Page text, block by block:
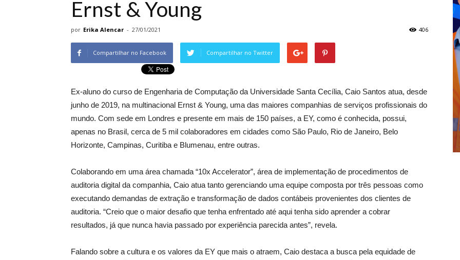
Ernst & Young
por Erika Alencar - 27/01/2021 406
Compartilhar no Facebook Compartilhar no Twitter
Ex-aluno do curso de Engenharia de Computação da Universidade Santa Cecília, Caio Santos atua, desde
junho de 2019, na multinacional Ernst & Young, uma das maiores companhias de serviços profissionais do
mundo. Com sede em Londres e presente em mais de 150 países, a EY, como é conhecida, possui,
apenas no Brasil, cerca de 5 mil colaboradores em cidades como São Paulo, Rio de Janeiro, Belo
Horizonte, Campinas, Curitiba e Blumenau, entre outras.
Colaborando em uma área chamada “10x Accelerator”, área de implementação de procedimentos de
auditoria digital da companhia, Caio atua tanto gerenciando uma equipe composta por três pessoas como
executando demandas de extração e transformação de dados contábeis provenientes dos clientes de
auditoria. “Creio que o maior desafio que tenha enfrentado até aqui tenha sido aprender a cobrar
resultados, já que nunca havia passado por experiência parecida antes”, revela.
Falando sobre a cultura e os valores da EY que mais o atraem, Caio destaca a busca pela equidade de